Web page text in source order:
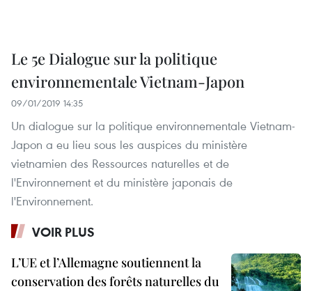
Le 5e Dialogue sur la politique
environnementale Vietnam-Japon
09/01/2019 14:35
Un dialogue sur la politique environnementale Vietnam-
Japon a eu lieu sous les auspices du ministère
vietnamien des Ressources naturelles et de
l'Environnement et du ministère japonais de
l'Environnement.
VOIR PLUS
L’UE et l’Allemagne soutiennent la
conservation des forêts naturelles du